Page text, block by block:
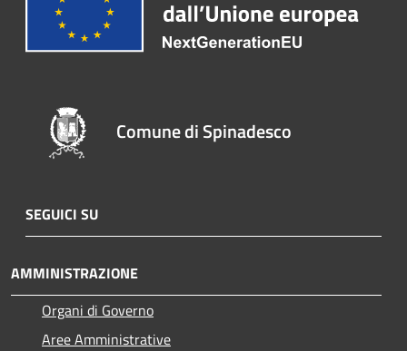
Comune di Spinadesco
SEGUICI SU
AMMINISTRAZIONE
Organi di Governo
Aree Amministrative